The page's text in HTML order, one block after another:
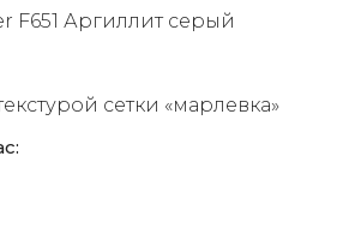
F651 Аргиллит серый
сетки «марлевка»